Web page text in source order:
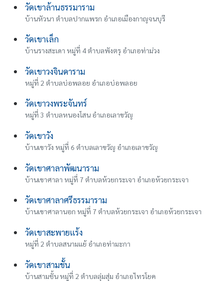
วัดเขาล้านธรรมาราม
บ้านหัวนา ตำบลปากแพรก อำเภอเมืองกาญจนบุรี
วัดเขาเล็ก
บ้านรางสะเดา หมู่ที่ 4 ตำบลพังตรุ อำเภอท่าม่วง
วัดเขาวงจินดาราม
หมู่ที่ 2 ตำบลบ่อพลอย อำเภอบ่อพลอย
วัดเขาวงพระจันทร์
หมู่ที่ 3 ตำบลหนองโสน อำเภอเลาขวัญ
วัดเขาวัง
บ้านเขาวัง หมู่ที่ 6 ตำบลเลาขวัญ อำเภอเลาขวัญ
วัดเขาศาลาพัฒนาราม
บ้านเขาศาลา หมู่ที่ 7 ตำบลห้วยกระเจา อำเภอห้วยกระเจา
วัดเขาศาลาศรีธรรมาราม
บ้านเขาศาลานอก หมู่ที่ 7 ตำบลห้วยกระเจา อำเภอห้วยกระเจา
วัดเขาสะพายแร้ง
หมู่ที่ 2 ตำบลสนามแย้ อำเภอท่ามะกา
วัดเขาสามชั้น
บ้านสามชั้น หมู่ที่ 2 ตำบลลุ่มสุ่ม อำเภอไทรโยค